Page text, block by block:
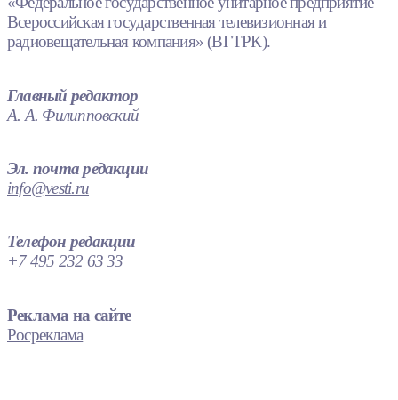
Всероссийская государственная телевизионная и
радиовещательная компания» (ВГТРК).
Главный редактор
А. А. Филипповский
Эл. почта редакции
info@vesti.ru
Телефон редакции
+7 495 232 63 33
Реклама на сайте
Росреклама